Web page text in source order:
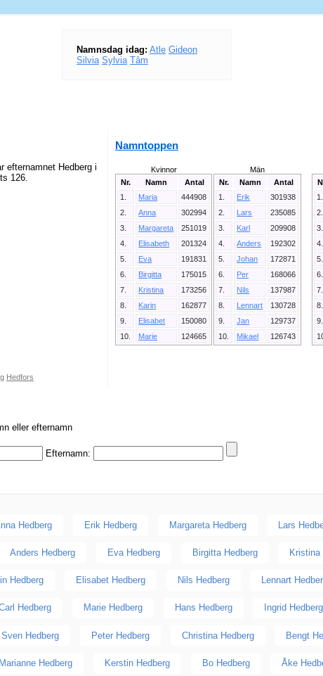
Namnsdag idag: Atle Gideon
Silvia Sylvia Tâm
efternamnet Hedberg i
126.
Hedfors
Namntoppen
Kvinnor
Nr.
Namn
Antal
1.
Maria
444908
2.
Anna
302994
3.
Margareta
251019
4.
Elisabeth
201324
5.
Eva
191831
6.
Birgitta
175015
7.
Kristina
173256
8.
Karin
162877
9.
Elisabet
150080
10.
Marie 124665
Män
Nr.
Namn
Antal
1.
Erik
301938
2.
Lars
235085
3.
Karl
209908
4.
Anders
192302
5.
Johan
172871
6.
Per
168066
7.
Nils
137987
8.
Lennart
130728
9.
Jan
129737
10.
Mikael 126743
1.
2.
3.
4.
5.
6.
7.
8.
9.
eller efternamn
Efternamn:
Hedberg Erik Hedberg Margareta Hedberg Lars
Anders Hedberg Eva Hedberg Birgitta Hedberg Kristina
Hedberg Elisabet Hedberg Nils Hedberg Lennart
Hedberg Marie Hedberg Hans Hedberg Ingrid Hedberg
Sven Hedberg Peter Hedberg Christina Hedberg Bengt
Marianne Hedberg Kerstin Hedberg Bo Hedberg Åke